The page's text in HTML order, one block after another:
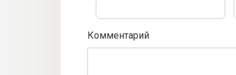
Комментарий